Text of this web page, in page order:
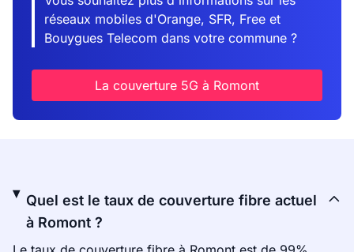
réseaux mobiles d'Orange, SFR, Free et
Bouygues Telecom dans votre commune ?
La couverture 5G à Romont
Quel est le taux de couverture fibre actuel
à Romont ?